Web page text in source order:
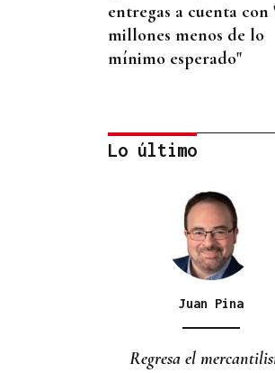
entregas a cuenta con
millones menos de lo
mínimo esperado"
CUENTA CON ANTECEDENTES
Despliegue policial en
Redondela por un
atrincherado en su
Lo último
Juan Pina
Regresa el